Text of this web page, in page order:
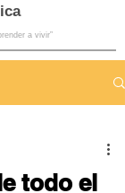
a vivir”
todo el